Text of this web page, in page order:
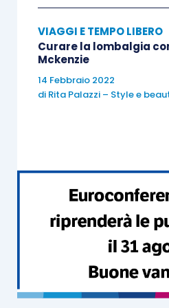
sentimento fraterno, che
contare per vincere
destino.
Luca Mercalli
Einaudi
Pagine – 208
VIAGGI E TEMPO LIBERO
Curare la lombalgia
Mckenzie
14 Febbraio 2022
di Rita Palazzi – Style e